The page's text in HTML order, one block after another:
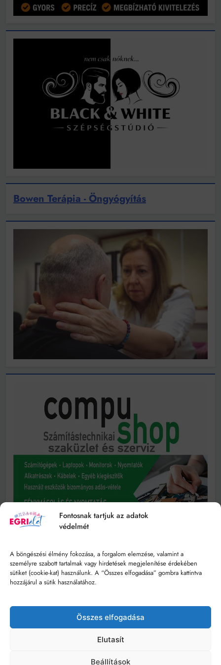
Fontosnak tartjuk az adatok
védelmét
A böngészési élmény fokozása, a forgalom elemzése, valamint a
személyre szabott tartalmak vagy hirdetések megjelenítése érdekében
sütiket (cookie-kat) használunk. A “Összes elfogadása” gombra kattintva
hozzájárul a sütik használatához.
Összes elfogadása
Elutasít
Beállítások
Bowen Terápia - Öngyógyítás